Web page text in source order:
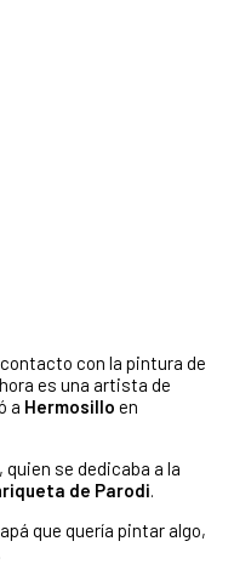
con la pintura de
es una artista de
a Hermosillo en
se dedicaba a la
de Parodi.
que quería pintar algo,